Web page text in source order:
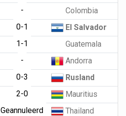
-
Colombia
0-1
El Salvador
1-1
Guatemala
-
Andorra
0-3
Rusland
2-0
Mauritius
Geannuleerd
Thailand